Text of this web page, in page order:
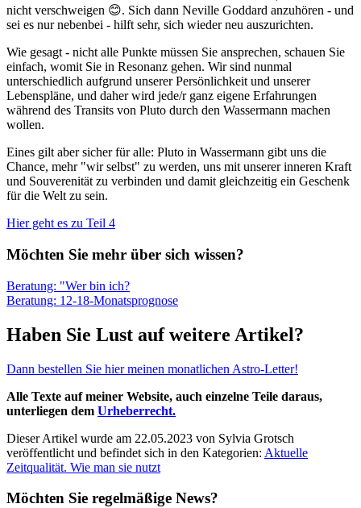
nicht verschweigen 😊. Sich dann Neville Goddard anzuhören - und
sei es nur nebenbei - hilft sehr, sich wieder neu auszurichten.
Wie gesagt - nicht alle Punkte müssen Sie ansprechen, schauen Sie
einfach, womit Sie in Resonanz gehen. Wir sind nunmal
unterschiedlich aufgrund unserer Persönlichkeit und unserer
Lebenspläne, und daher wird jede/r ganz eigene Erfahrungen
während des Transits von Pluto durch den Wassermann machen
wollen.
Eines gilt aber sicher für alle: Pluto in Wassermann gibt uns die
Chance, mehr "wir selbst" zu werden, uns mit unserer inneren Kraft
und Souverenität zu verbinden und damit gleichzeitig ein Geschenk
für die Welt zu sein.
Hier geht es zu Teil 4
Möchten Sie mehr über sich wissen?
Beratung: "Wer bin ich?
Beratung: 12-18-Monatsprognose
Haben Sie Lust auf weitere Artikel?
Dann bestellen Sie hier meinen monatlichen Astro-Letter!
Alle Texte auf meiner Website, auch einzelne Teile daraus,
unterliegen dem Urheberrecht.
Dieser Artikel wurde am 22.05.2023 von Sylvia Grotsch
veröffentlicht und befindet sich in den Kategorien: Aktuelle
Zeitqualität. Wie man sie nutzt
Möchten Sie regelmäßige News?